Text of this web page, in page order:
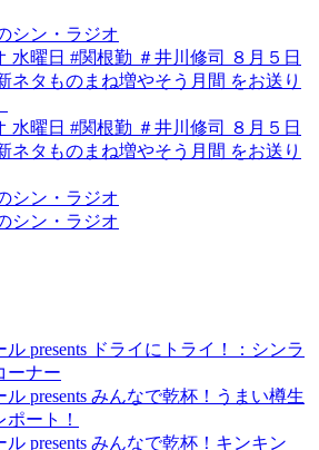
シン・ラジオ
水曜日 #関根勤 ＃井川修司 ８月５日
ネタものまね増やそう月間 をお送り
水曜日 #関根勤 ＃井川修司 ８月５日
ネタものまね増やそう月間 をお送り
シン・ラジオ
シン・ラジオ
ル presents ドライにトライ！：シンラ
ーナー
ル presents みんなで乾杯！うまい樽生
ポート！
ル presents みんなで乾杯！キンキン